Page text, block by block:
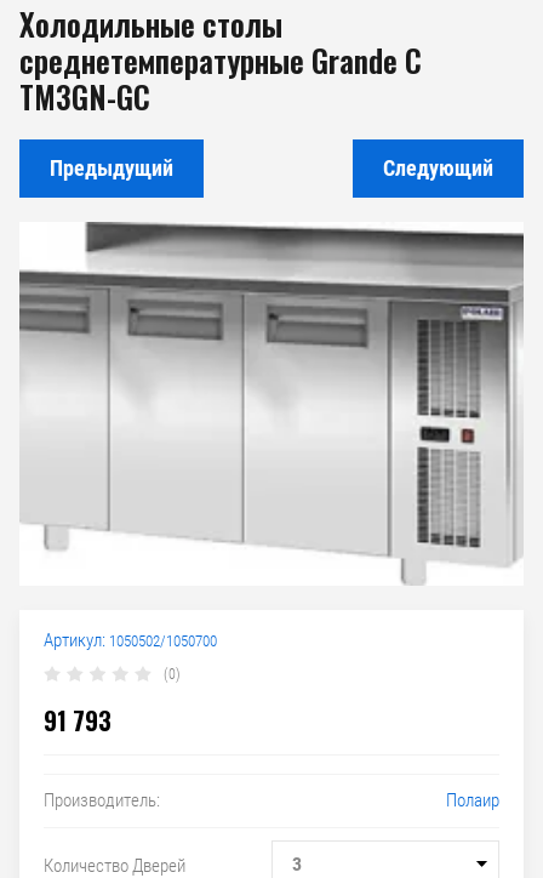
Холодильные столы
среднетемпературные Grande С
TM3GN-GC
Предыдущий Следующий
Артикул: 1050502/1050700
(0)
91 793
Производитель: Полаир
Количество Дверей 3